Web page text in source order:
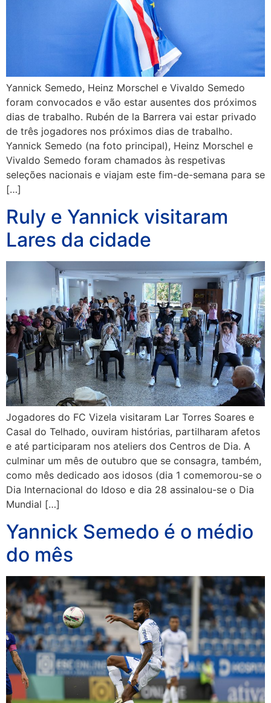
Yannick Semedo, Heinz Morschel e Vivaldo Semedo
foram convocados e vão estar ausentes dos próximos
dias de trabalho. Rubén de la Barrera vai estar privado
de três jogadores nos próximos dias de trabalho.
Yannick Semedo (na foto principal), Heinz Morschel e
Vivaldo Semedo foram chamados às respetivas
seleções nacionais e viajam este fim-de-semana para se
[…]
Ruly e Yannick visitaram
Lares da cidade
Jogadores do FC Vizela visitaram Lar Torres Soares e
Casal do Telhado, ouviram histórias, partilharam afetos
e até participaram nos ateliers dos Centros de Dia. A
culminar um mês de outubro que se consagra, também,
como mês dedicado aos idosos (dia 1 comemorou-se o
Dia Internacional do Idoso e dia 28 assinalou-se o Dia
Mundial […]
Yannick Semedo é o médio
do mês